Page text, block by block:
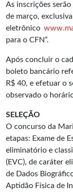
As inscrições
de março,
eletrônico
para o CFN”.
Após concluir o
boleto bancário
R$ 40, e efetuar o
observado o
SELEÇÃO
O concurso da
etapas: Exame de
eliminatório e
(EVC), de caráter
de Dados
Aptidão Física de